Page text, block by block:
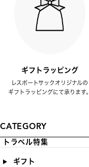
ギフトラッピング
レスポートサックオリジナルの
ギフトラッピングにて承ります。
CATEGORY
トラベル特集
ギフト